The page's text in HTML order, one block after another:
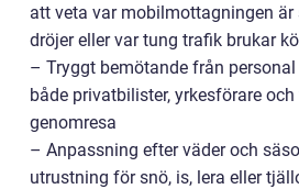
att veta var mobilmottagningen är
dröjer eller var tung trafik brukar
– Tryggt bemötande från
både privatbilister, yrkesförare
genomresa
– Anpassning efter väder och
utrustning för snö, is, lera eller